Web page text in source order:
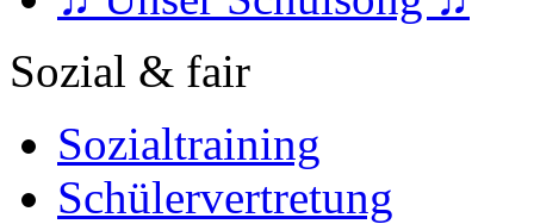
Sozial & fair
Sozialtraining
Schülervertretung